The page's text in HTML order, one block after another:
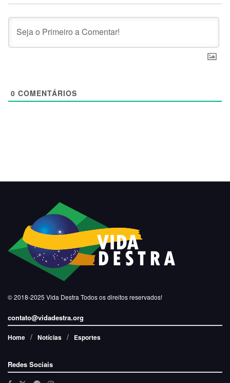
0 COMENTÁRIOS
© 2018-2025 Vida Destra Todos os direitos reservados!
contato@vidadestra.org
Home Notícias Esportes
Redes Sociais